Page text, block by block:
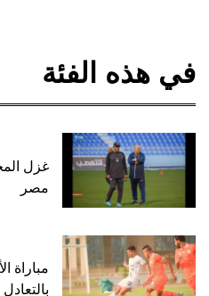
في هذه الفئة
غزل
مصر
مباراة
بالتعادل